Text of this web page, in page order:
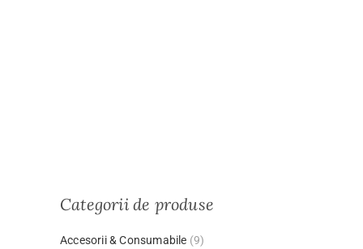
Categorii de produse
Accesorii & Consumabile (9)